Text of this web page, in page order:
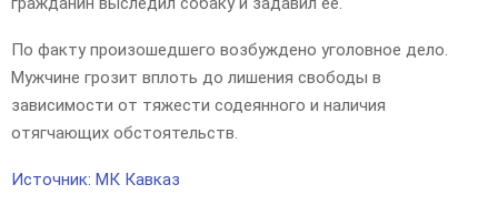
По факту произошедшего возбуждено уголовное дело.
Мужчине грозит вплоть до лишения свободы в
зависимости от тяжести содеянного и наличия
отягчающих обстоятельств.
Источник: МК Кавказ